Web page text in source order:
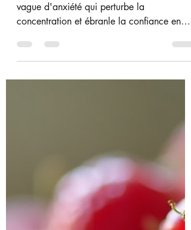
respiration pour réduire
examen
Les examens s'accompagnent souvent d'une
soi. Lorsque le mental s'emballe et que le
réfléchir clairement ou de se souvenir de ce
que l'on a étudié. La bonne nouvelle, c'est
que de simples exercices de respiration
peuvent calmer les nerfs, améliorer la
concentration et vous aider à entrer dans la
salle d'examen avec davantage de